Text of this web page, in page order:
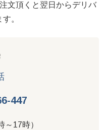
文頂くと翌日からデリバ
。
447
～17時）